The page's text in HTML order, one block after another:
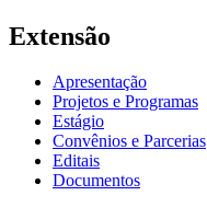
Extensão
Apresentação
Projetos e Programas
Estágio
Convênios e Parcerias
Editais
Documentos